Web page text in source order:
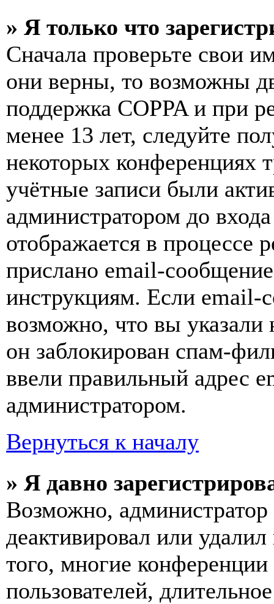
» Я только что
Сначала проверьте свои
они верны, то возможны
поддержка COPPA и при
менее 13 лет, следуйте
некоторых конференциях
учётные записи были
администратором до
отображается в процессе
прислано email-
инструкциям. Если email-
возможно, что вы
он заблокирован спам-
ввели правильный адрес
администратором.
Вернуться к началу
» Я давно
Возможно,
деактивировал или
того, многие
пользователей,